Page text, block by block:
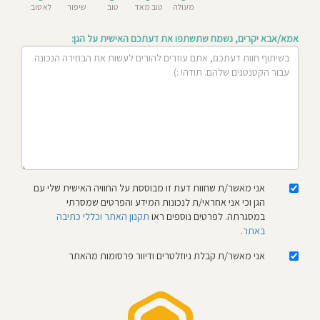
מעולה טוב מאד טוב
שיפור
לא טוב
אמא/אבא יקרים, נשמח שתשתפו את דעתכם האישית על הגן:
אני מאשר/ת שחוות דעת זו מבוססת על החוויה האישית שלי עם
הגן וכי אני אחראי/ת לנכונות המידע והפרטים שמסרתי
במסגרתה. לפרטים נוספים ראו תקנון האתר וכללי כתיבה
באתר.
אני מאשר/ת קבלת ניוזלטרים ודיוור פרסומות מהאתר